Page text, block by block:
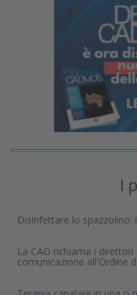
I
Disinfettare lo spazzolino:
La CAO richiama i
comunicazione all'Ordine